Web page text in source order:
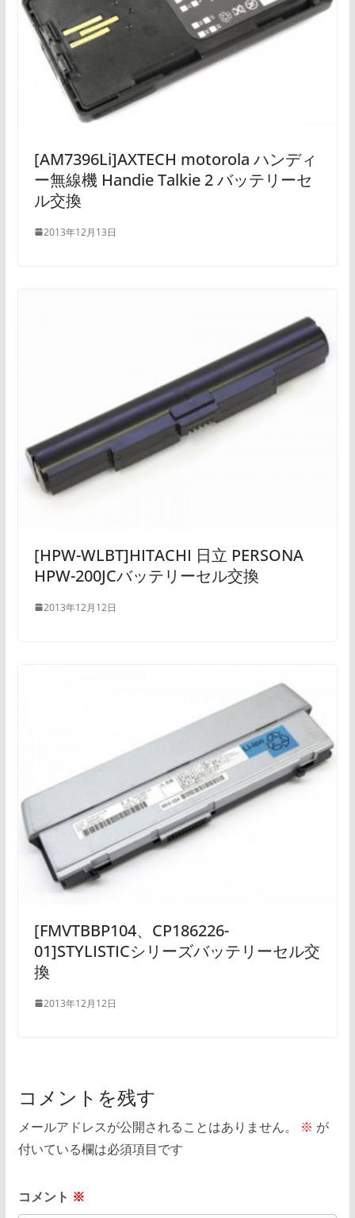
[AM7396Li]AXTECH motorola ハンディ
ー無線機 Handie Talkie 2 バッテリーセ
ル交換
2013年12月13日
[HPW-WLBT]HITACHI 日立 PERSONA
HPW-200JCバッテリーセル交換
2013年12月12日
[FMVTBBP104、CP186226-
01]STYLISTICシリーズバッテリーセル交
換
2013年12月12日
コメントを残す
メールアドレスが公開されることはありません。 ※ が
付いている欄は必須項目です
コメント ※